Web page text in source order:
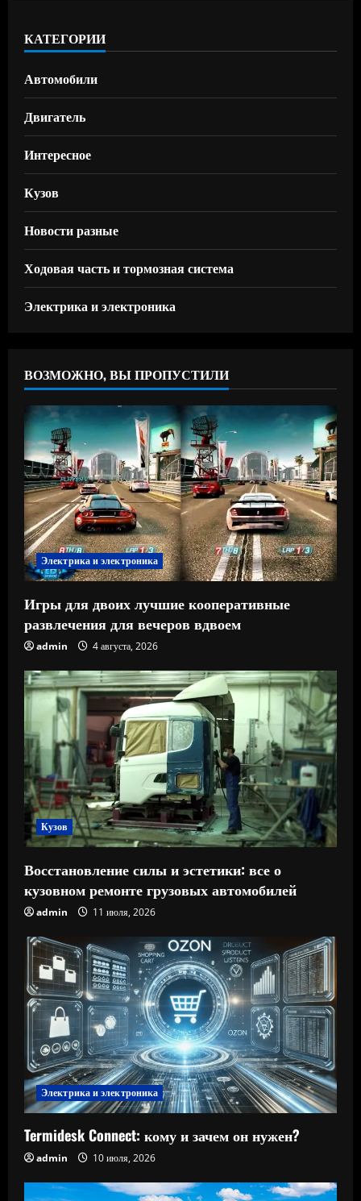
КАТЕГОРИИ
Автомобили
Двигатель
Интересное
Кузов
Новости разные
Ходовая часть и тормозная система
Электрика и электроника
ВОЗМОЖНО, ВЫ ПРОПУСТИЛИ
Электрика и электроника
Игры для двоих лучшие кооперативные
развлечения для вечеров вдвоем
admin 4 августа, 2026
Кузов
Восстановление силы и эстетики: все о
кузовном ремонте грузовых автомобилей
admin 11 июля, 2026
Электрика и электроника
Termidesk Connect: кому и зачем он нужен?
admin 10 июля, 2026